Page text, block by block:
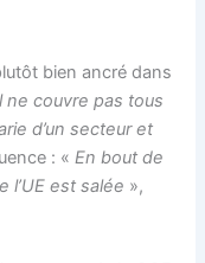
bien ancré dans
ne couvre pas tous
d’un secteur et
: « En bout de
l’UE est salée »,